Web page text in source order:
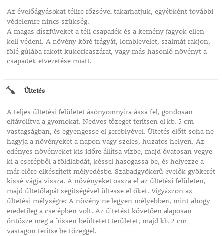
Az évelőágyásokat télire rőzsével takarhatjuk, egyébként további
védelemre nincs szükség.
A magas díszfüveket a téli csapadék és a kemény fagyok ellen
kell védeni. A növény köré trágyát, lomblevelet, szalmát rakjon,
fölé gúlába rakott kukoricaszárat, vagy más hasonló növényt a
csapadék elvezetése miatt.
Ültetés
A teljes ültetési felületet ásónyomnyira ássa fel, gondosan
eltávolítva a gyomokat. Nedves tőzeget terítsen el kb. 5 cm
vastagságban, és egyengesse el gereblyével. Ültetés előtt soha ne
hagyja a növényeket a napon vagy szeles, huzatos helyen. Az
edényes növényeket kis időre állítsa vízbe, majd óvatosan vegye
ki a cserépből a földlabdát, késsel hasogassa be, és helyezze a
már előre elkészített mélyedésbe. Szabadgyökerű évelők gyökerét
kissé vágja vissza. A növényeket ossza el az ültetési felületen,
majd ültetőlapát segítségével ültesse el őket. Vigyázzon az
ültetési mélységre: A növény ne legyen mélyebben, mint ahogy
eredetileg a cserépben volt. Az ültetést követően alaposan
öntözze meg a frissen beültetett területet, majd kb. 2 cm
vastagon terítse be tőzeggel.